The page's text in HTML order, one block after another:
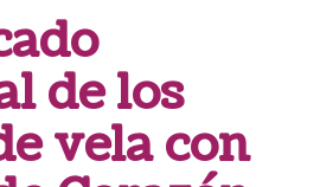
de los
vela con